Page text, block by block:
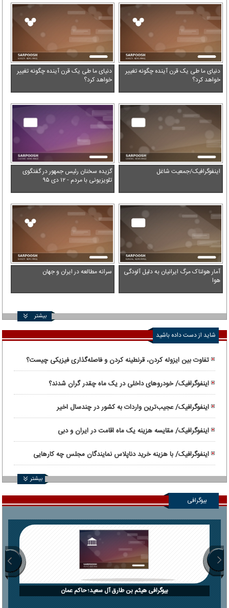
دنیای ما طی یک قرن آینده چگونه تغییر
خواهد کرد؟
دنیای ما طی یک قرن آینده چگونه تغییر
خواهد کرد؟
اینفوگرافیک/جمعیت شاغل
گزیده سخنان رئیس جمهور در گفتگوی
تلویزیونی با مردم - ۱۲ دی ۹۵
آمار هولناک مرگ ایرانیان به دلیل آلودگی
هوا
سرانه مطالعه در ایران و جهان
بیشتر
شاید از دست داده باشید
تفاوت بین ایزوله کردن، قرنطینه کردن و فاصله‌گذاری فیزیکی چیست؟
اینفوگرافیک/ خودروهای داخلی در یک ماه چقدر گران شدند؟
اینفوگرافیک/ عجیب‌ترین واردات به کشور در چندسال اخیر
اینفوگرافیک/ مقایسه هزینه یک ماه اقامت در ایران و دبی
اینفوگرافیک/ با هزینه خرید دناپلاس نمایندگان مجلس چه کارهایی
می‌شود انجام داد؟
بیشتر
بیوگرافی
بیوگرافی هیثم بن طارق آل سعید؛ حاکم عمان